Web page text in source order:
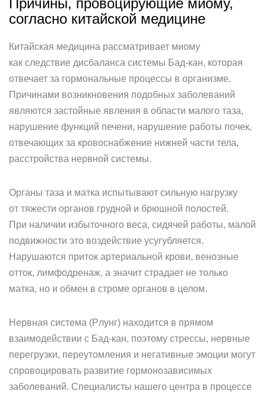
Причины, провоцирующие миому,
согласно китайской медицине
Китайская медицина рассматривает миому
как следствие дисбаланса системы Бад-кан, которая
отвечает за гормональные процессы в организме.
Причинами возникновения подобных заболеваний
являются застойные явления в области малого таза,
нарушение функций печени, нарушение работы почек,
отвечающих за кровоснабжение нижней части тела,
расстройства нервной системы.
Органы таза и матка испытывают сильную нагрузку
от тяжести органов грудной и брюшной полостей.
При наличии избыточного веса, сидячей работы, малой
подвижности это воздействие усугубляется.
Нарушаются приток артериальной крови, венозные
отток, лимфодренаж, а значит страдает не только
матка, но и обмен в строме органов в целом.
Нервная система (Рлунг) находится в прямом
взаимодействии с Бад-кан, поэтому стрессы, нервные
перегрузки, переутомления и негативные эмоции могут
спровоцировать развитие гормонозависимых
заболеваний. Специалисты нашего центра в процессе